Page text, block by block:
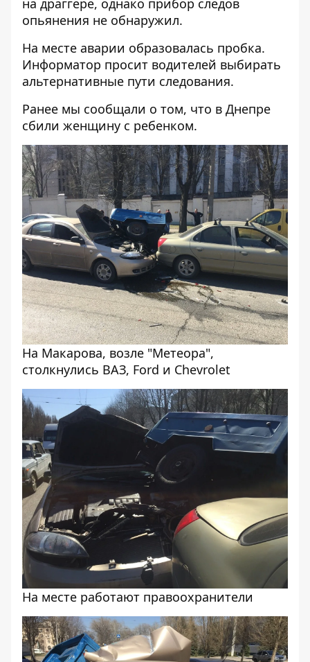
на драггере, однако прибор следов
опьянения не обнаружил.
На месте аварии образовалась пробка.
Информатор просит водителей выбирать
альтернативные пути следования.
Ранее мы сообщали о том, что в Днепре
сбили женщину с ребенком.
На Макарова, возле "Метеора",
столкнулись ВАЗ, Ford и Chevrolet
На месте работают правоохранители